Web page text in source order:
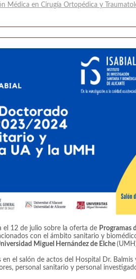
Médica en Cirugía Ortopédica y
el 12 de julio sobre la oferta de Programas
con el ámbito sanitario y
Miguel Hernández de Elche
en el salón de actos del Hospital Dr. Balmis
personal sanitario y personal